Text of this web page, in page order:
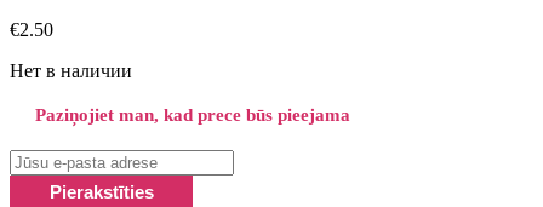
€2.50
Нет в наличии
Paziņojiet man, kad prece būs pieejama